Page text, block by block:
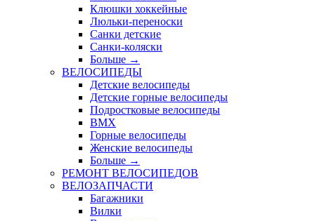
Клюшки хоккейные
Люльки-переноски
Санки детские
Санки-коляски
Больше →
ВЕЛОСИПЕДЫ
Детские велосипеды
Детские горные велосипеды
Подростковые велосипеды
BMX
Горные велосипеды
Женские велосипеды
Больше →
РЕМОНТ ВЕЛОСИПЕДОВ
ВЕЛОЗАПЧАСТИ
Багажники
Вилки